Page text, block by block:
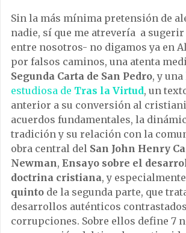
Sin la más mínima pretensión de
nadie, sí que me atrevería a sugerir
entre nosotros- no digamos ya en
por falsos caminos, una atenta
Segunda Carta de San Pedro, y una
estudiosa de Tras la Virtud, un
anterior a su conversión al
acuerdos fundamentales, la
tradición y su relación con la
obra central del San John Henry
Newman, Ensayo sobre el
doctrina cristiana, y
quinto de la segunda parte, que
desarrollos auténticos
corrupciones. Sobre ellos define 7